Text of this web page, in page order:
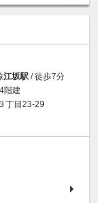
江坂駅 / 徒歩7分
階建
丁目23-29